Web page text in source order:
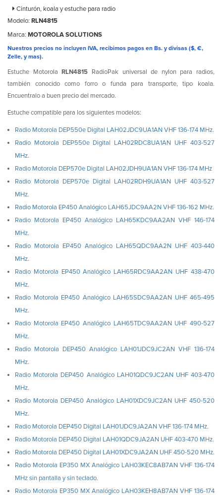
Cinturón, koala y estuche para radio
Modelo: RLN4815
Marca: MOTOROLA SOLUTIONS
Nuestros precios no incluyen IVA, recibimos pagos en Bs. y divisas ($, €,
Zelle, y mas).
Estuche MotorolaRLN4815 RadioPak universal de nylon para radios,
también conocido como forro o funda para transporte, tipo koala.
Encuentralo a buen precio del mercado.
Estuche compatible para los siguientes modelos:
Radio Motorola DEP550e Digital LAH02JDC9UA1AN VHF 136-174 MHz.
Radio Motorola DEP550e Digital LAH02RDC8UA1AN UHF 403-527
MHz.
Radio Motorola DEP570e Digital LAH02JDH9UA1AN VHF 136-174 MHz
Radio Motorola DEP570e Digital LAH02RDH9UA1AN UHF 403-527
MHz.
Radio Motorola EP450 Analógico LAH65JDC9AA2N VHF 136-162 MHz.
Radio Motorola EP450 Analógico LAH65KDC9AA2AN VHF 146-174
MHz.
Radio Motorola EP450 Analógico LAH65QDC9AA2N UHF 403-440
MHz.
Radio Motorola EP450 Analógico LAH65RDC9AA2AN UHF 438-470
MHz.
Radio Motorola EP450 Analógico LAH65SDC9AA2AN UHF 465-495
MHz.
Radio Motorola EP450 Analógico LAH65TDC9AA2AN UHF 490-527
MHz.
Radio Motorola DEP450 Analógico LAH01JDC9JC2AN VHF 136-174
MHz.
Radio Motorola DEP450 Analógico LAH01QDC9JC2AN UHF 403-470
MHz.
Radio Motorola DEP450 Analógico LAH01XDC9JC2AN UHF 450-520
MHz.
Radio Motorola DEP450 Digital LAH01JDC9JA2AN VHF 136-174 MHz.
Radio Motorola DEP450 Digital LAH01QDC9JA2AN UHF 403-470 MHz.
Radio Motorola DEP450 Digital LAH01XDC9JA2AN UHF 450-520 MHz.
Radio Motorola EP350 MX Analógico LAH03KEC8AB7AN VHF 136-174
MHz sin pantalla y sin teclado.
Radio Motorola EP350 MX Analógico LAH03KEH8AB7AN VHF 136-174